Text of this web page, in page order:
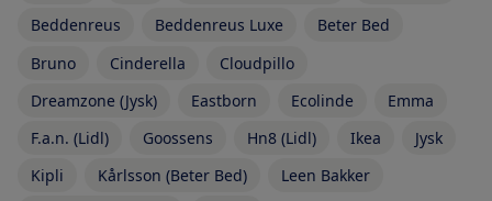
Beddenreus
Beddenreus Luxe
Beter Bed
Bruno
Cinderella
Cloudpillo
Dreamzone (Jysk)
Eastborn Ecolinde
Emma
F.a.n. (Lidl)
Goossens Hn8 (Lidl) Ikea
Jysk
Kipli
Kårlsson (Beter Bed)
Leen Bakker